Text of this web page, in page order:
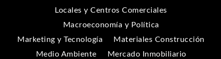
Locales y Centros Comerciales
Macroeconomía y Política
Marketing y Tecnología
Materiales Construcción
Medio Ambiente
Mercado Inmobiliario